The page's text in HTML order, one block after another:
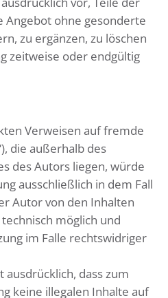
Angebot ohne gesonderte
zu ergänzen, zu löschen
zeitweise oder endgültig
Verweisen auf fremde
die außerhalb des
des Autors liegen, würde
ausschließlich in dem Fall
Autor von den Inhalten
möglich und
im Falle rechtswidriger
dass zum
keine illegalen Inhalte auf